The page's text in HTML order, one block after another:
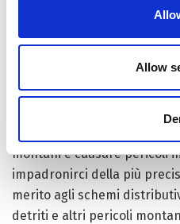
Allow
superarle con successo”,
IL PROGETTO
D’altra parte un progetto
montani e causare pericoli
impadronirci della più
merito agli schemi
detriti e altri pericoli